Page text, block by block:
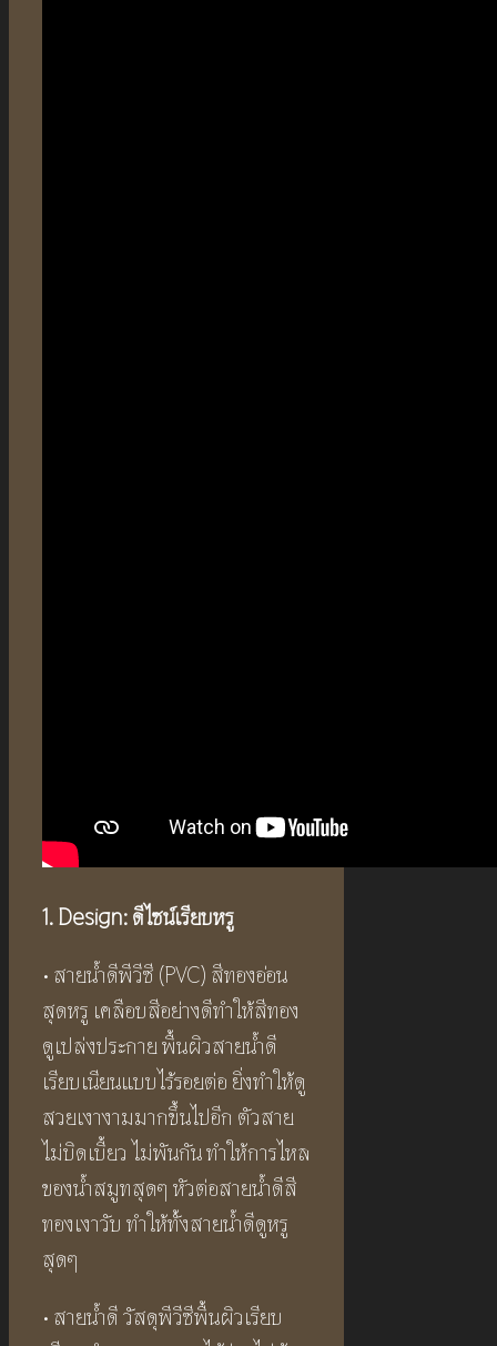
1. Design: ดีไซน์เรียบหรู
• สายน้ำดีพีวีซี (PVC) สีทองอ่อน
สุดหรู เคลือบสีอย่างดีทำให้สีทอง
ดูเปล่งประกาย พื้นผิวสายน้ำดี
เรียบเนียนแบบไร้รอยต่อ ยิ่งทำให้ดู
สวยเงางามมากขึ้นไปอีก ตัวสาย
ไม่บิดเบี้ยว ไม่พันกัน ทำให้การไหล
ของน้ำสมูทสุดๆ หัวต่อสายน้ำดีสี
ทองเงาวับ ทำให้ทั้งสายน้ำดีดูหรู
สุดๆ
• สายน้ำดี วัสดุพีวีซีพื้นผิวเรียบ